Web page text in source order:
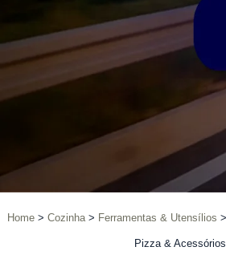
Home Cozinha Ferramentas & Utensílios
Pizza & Acessórios